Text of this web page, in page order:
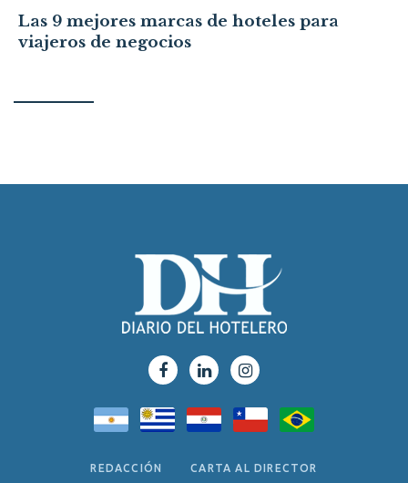
Las 9 mejores marcas de hoteles para
viajeros de negocios
REDACCIÓN CARTA AL DIRECTOR